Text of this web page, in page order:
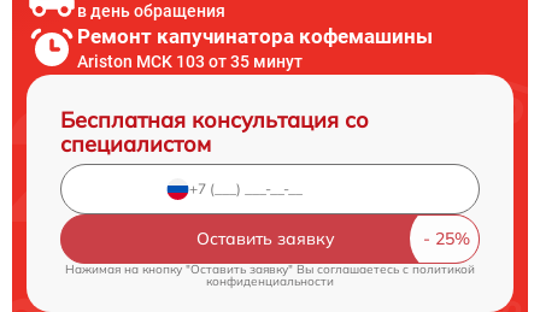
в день обращения
Ремонт капучинатора кофемашины
Ariston MCK 103 от 35 минут
Бесплатная консультация со
специалистом
Оставить заявку
Нажимая на кнопку "Оставить заявку" Вы соглашаетесь cполитикой
конфиденциальности